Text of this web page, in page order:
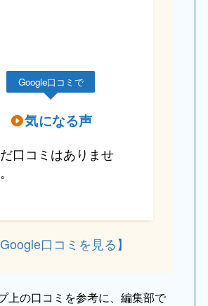
Google口コミで
気になる声
口コミはありませ
Google口コミを見る】
上の口コミを参考に、編集部で